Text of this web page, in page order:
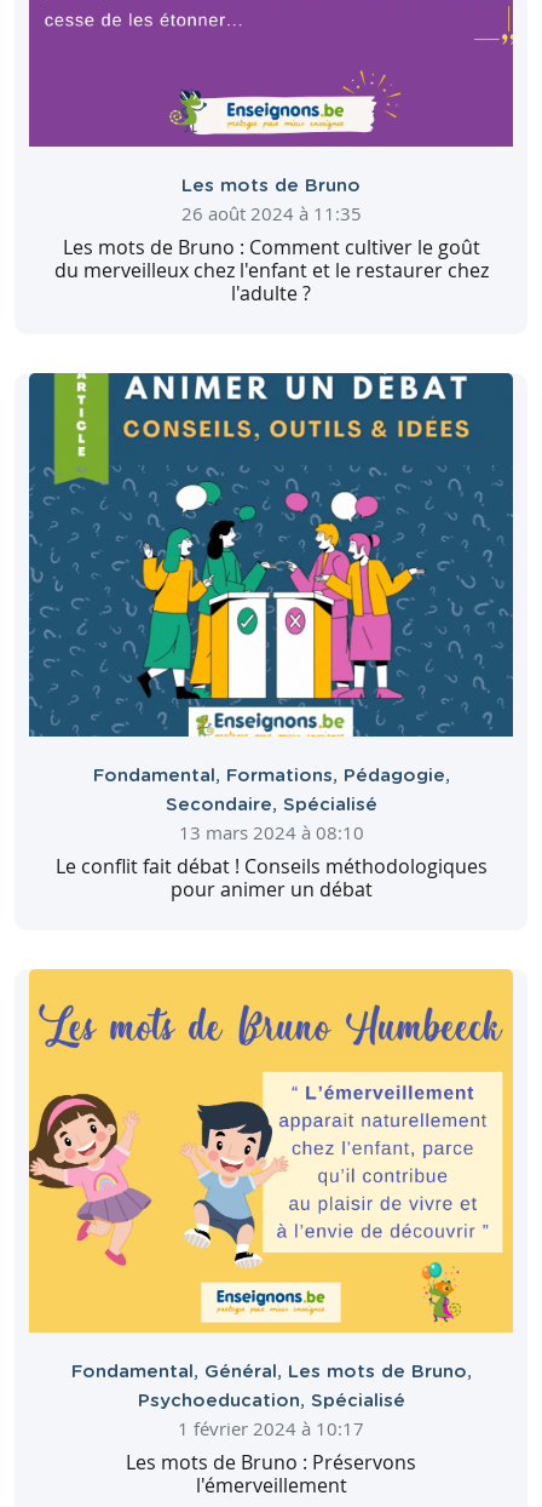
Les mots de Bruno
26 août 2024 à 11:35
Les mots de Bruno : Comment cultiver le goût
du merveilleux chez l'enfant et le restaurer chez
l'adulte ?
Fondamental, Formations, Pédagogie,
Secondaire, Spécialisé
13 mars 2024 à 08:10
Le conflit fait débat ! Conseils méthodologiques
pour animer un débat
Fondamental, Général, Les mots de Bruno,
Psychoeducation, Spécialisé
1 février 2024 à 10:17
Les mots de Bruno : Préservons
l'émerveillement